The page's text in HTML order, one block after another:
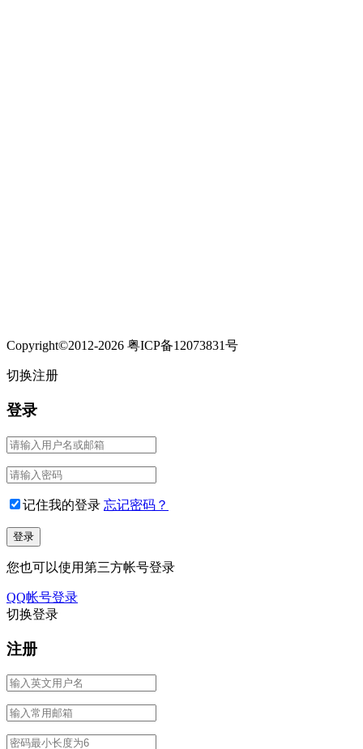
Copyright©2012-2026 粤ICP备12073831号
切换注册
登录
记住我的登录 忘记密码？
您也可以使用第三方帐号登录
QQ帐号登录
切换登录
注册